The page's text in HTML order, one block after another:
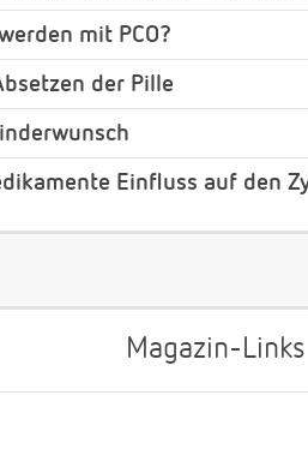
mit PCO?
der Pille
Einfluss auf den
Magazin-